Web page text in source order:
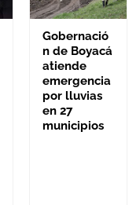
Gobernació
n de Boyacá
atiende
emergencia
por lluvias
en 27
municipios